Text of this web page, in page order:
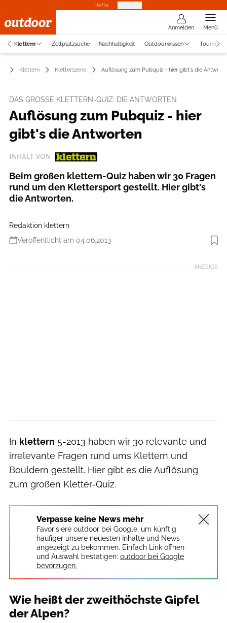
Hefte
Anmelden Menü
Klettern Zeltplatzsuche Nachhaltigkeit Outdoorwissen Touren
Klettern Kletterszene Auflösung zum Pubquiz - hier gibt's die
DAS GROSSE KLETTERN-QUIZ: DIE ANTWORTEN
Auflösung zum Pubquiz - hier
gibt's die Antworten
INHALT VON
Beim großen klettern-Quiz haben wir 30 Fragen
rund um den Klettersport gestellt. Hier gibt's
die Antworten.
Redaktion klettern
Veröffentlicht am 04.06.2013
Foto: Erbse
ANZEIGE
In klettern 5-2013 haben wir 30 relevante und
irrelevante Fragen rund ums Klettern und
Bouldern gestellt. Hier gibt es die Auflösung
zum großen Kletter-Quiz.
Verpasse keine News mehr
Favorisiere outdoor bei Google, um künftig
häufiger unsere neuesten Inhalte und News
angezeigt zu bekommen. Einfach Link öffnen
und Auswahl bestätigen: outdoor bei Google
bevorzugen.
Wie heißt der zweithöchste Gipfel
der Alpen?